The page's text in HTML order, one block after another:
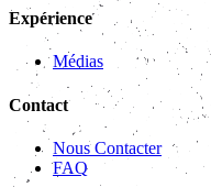
Expérience
Médias
Contact
Nous Contacter
FAQ